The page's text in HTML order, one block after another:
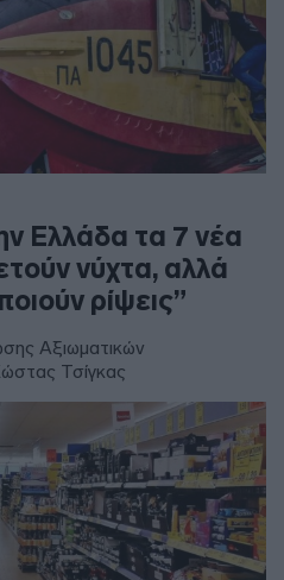
Ελλάδα τα 7 νέα
νύχτα, αλλά
ρίψεις”
Αξιωματικών
Τσίγκας